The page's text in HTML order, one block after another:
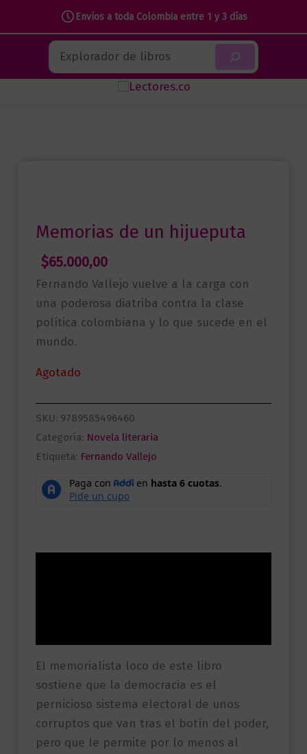
Envíos a toda Colombia entre 1 y 3 días
contenido
Buscar
Memorias de un hijueputa
$65.000,00
Fernando Vallejo vuelve a la carga con
una poderosa diatriba contra la clase
política colombiana y lo que sucede en el
mundo.
Agotado
SKU: 9789585496460
Categoría: Novela literaria
Etiqueta: Fernando Vallejo
El memorialista loco de este libro
sostiene que la democracia es el
pernicioso sistema electoral de unos
corruptos que van tras el botín del poder,
pero que le permite por lo menos al